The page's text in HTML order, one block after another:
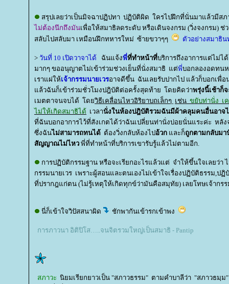
สรุปเลยว่าเป็นมิจฉาปฏิปทา ปฏิบัติผิด ใครไปฝึกที่นั่นมาแล้วมีส
ไม่ต้องนึกถึงมันเพื่อให้สมาธิลดระดับ หรือเดินจงกรม (วิ่งจงกรม) ช่
สลับไปสลับมา เหมือนฝึกทหารใหม่ ซ้ายขวาๆๆ
ตัวอย่างสมาธิ
> วันที่ 10 เปิดวาจาได้ ฉันแจ้งพี่ที่ทำหน้าที่บริการถึงอาการแต่ไม่ไ
มากๆ ขออนุญาตไม่เข้าร่วมช่วงเย็นที่นั่งสมาธิ แต่พี่บอกลองอดทน
เราแผ่ให้เจ้ากรรมนายเวรอาจดีขึ้น ฉันเลยรับปากไป แล้วก็บอกเพื่อ
ล้วฉันก็เข้าร่วมชั่วโมงปฎิบัติต่อครั้งสุดท้าย โดยคิดว่าพรุ่งนี้เช้าก็
เมตตาจนจบได้ โดวิธีเคลื่อนไหวอิริยาบถเล็กๆ เช่น ขยับท่านั่ง เค
ไม่ให้เกิดสมาธิได้ เวลานั่งในห้องปฎิบัติรวมฉันมีผ้าคลุมคนอื่นอาจ
ที่ฉันบอกอาการไว้ที่สังเกตได้ว่าฉันเปลี่ยนท่านั่งบ่อยนั่นแระค่ะ หลั
ซึ่งฉันไม่สามารถทนได้ ต้องวิ่งกลับห้องไปอ้วก ละก็ถูกตามกลับมา
สัญญาณไม่ไหว พี่ที่ทำหน้าที่บริการเขารับรู้แล้วไม่ตามอีก.
การปฏิบัติกรรมฐาน หรือจะเรียกอะไรแล้วแต่ จำให้ขึ้นใจเลยว่า
กรรมนายเวร เพราะผู้สอนและตนเองไม่เข้าใจเรื่องปฏิบัติธรรม,ป
ที่ปรากฎแก่ตน (ไม่รู้เหตุให้เกิดทุกข์ว่ามันคือสมุทัย) เลยโทษเจ้ากร
นี่ก็เข้าใจวิปัสสนาผิด ชักพากันเข้ารกเข้าพง
การภาวนา อิติปิโส…..จนจิตรวมใหญ่เป็นสมาธิ - Pantip
สภาวะ นิยมเรียกยาวเป็น "สภาวธรรม" ตามคำบาลีว่า "สภาวธมฺ